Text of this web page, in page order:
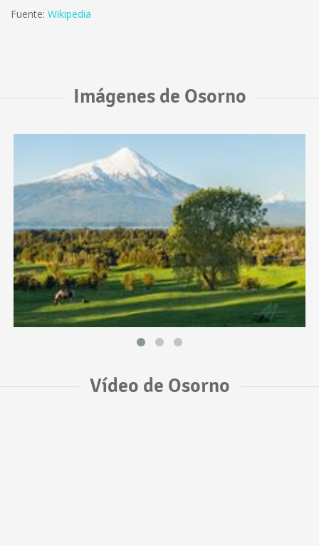
Fuente: Wikipedia
Imágenes de Osorno
Vídeo de Osorno